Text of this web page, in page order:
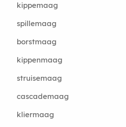
kippemaag
spillemaag
borstmaag
kippenmaag
struisemaag
cascademaag
kliermaag